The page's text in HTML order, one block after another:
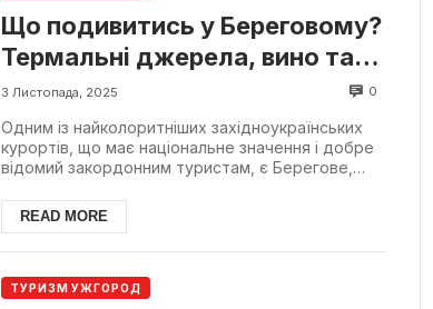
Що подивитись у Береговому?
Термальні джерела, вино та
архітектура старого міста
3 Листопада, 2025 0
Одним із найколоритніших західноукраїнських
курортів, що має національне значення і добре
відомий закордонним туристам, є Берегове,
READ MORE
ТУРИЗМ УЖГОРОД